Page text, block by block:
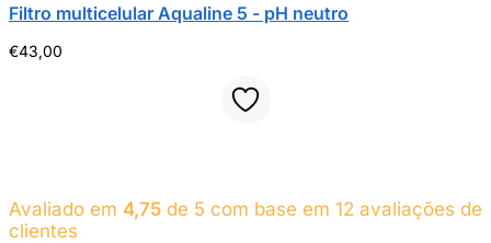
Filtro multicelular Aqualine 5 - pH neutro
€43,00
Avaliado em 4,75 de 5 com base em 12 avaliações de
clientes